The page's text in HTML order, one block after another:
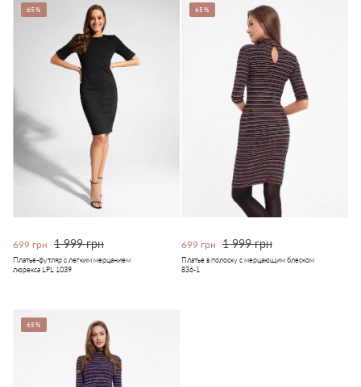
65%
699 грн 1 999 грн
Платье-футляр с легким мерцанием
люрекса LPL 1039
65%
699 грн 1 999 грн
Платье в полоску с мерцающим блеском
836-1
65%